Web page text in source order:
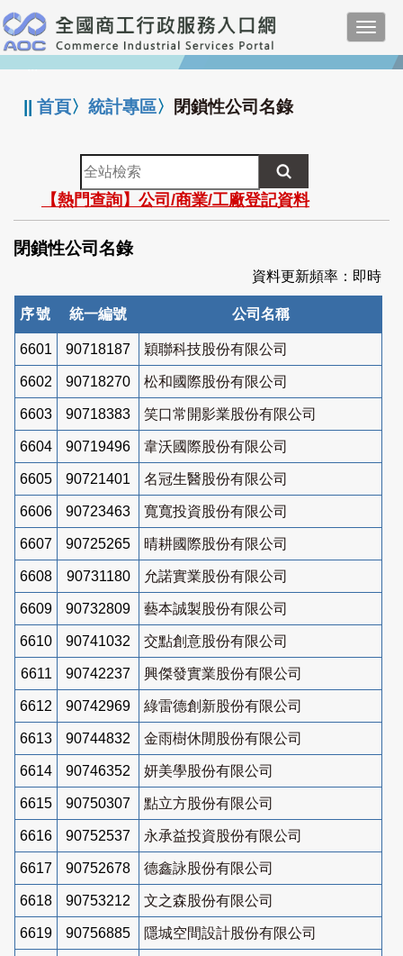
跳
到
主
要
:::
||首頁〉統計專區〉 閉鎖性公司名錄
全
站
檢
索
【熱門查詢】公司/商業/工廠登記資料
閉鎖性公司名錄
資料更新頻率：即時
序號 統一編號 公司名稱
6601 90718187 穎聯科技股份有限公司
6602 90718270 松和國際股份有限公司
6603 90718383 笑口常開影業股份有限公司
6604 90719496 韋沃國際股份有限公司
6605 90721401 名冠生醫股份有限公司
6606 90723463 寬寬投資股份有限公司
6607 90725265 晴耕國際股份有限公司
6608 90731180 允諾實業股份有限公司
6609 90732809 藝本誠製股份有限公司
6610 90741032 交點創意股份有限公司
6611 90742237 興傑發實業股份有限公司
6612 90742969 綠雷德創新股份有限公司
6613 90744832 金雨樹休閒股份有限公司
6614 90746352 妍美學股份有限公司
6615 90750307 點立方股份有限公司
6616 90752537 永承益投資股份有限公司
6617 90752678 德鑫詠股份有限公司
6618 90753212 文之森股份有限公司
6619 90756885 隱城空間設計股份有限公司